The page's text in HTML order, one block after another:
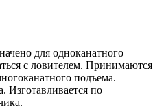
для одноканатного
с ловителем. Принимаются
подъема.
Изготавливается по